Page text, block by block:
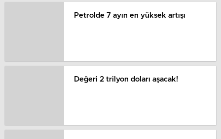
Petrolde 7 ayın en yüksek artışı
Değeri 2 trilyon doları aşacak!